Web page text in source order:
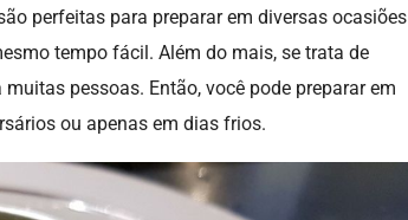
perfeitas para preparar em diversas ocasiões
tempo fácil. Além do mais, se trata de
pessoas. Então, você pode preparar em
ou apenas em dias frios.